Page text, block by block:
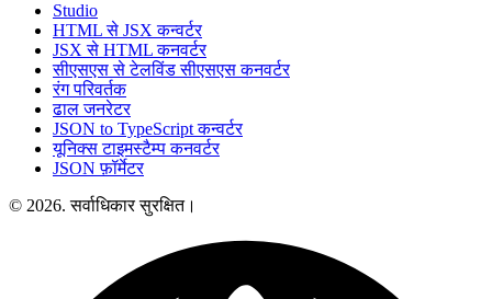
Studio
HTML से JSX कन्वर्टर
JSX से HTML कनवर्टर
सीएसएस से टेलविंड सीएसएस कनवर्टर
रंग परिवर्तक
ढाल जनरेटर
JSON to TypeScript कन्वर्टर
यूनिक्स टाइमस्टैम्प कनवर्टर
JSON फ़ॉर्मेटर
© 2026. सर्वाधिकार सुरक्षित।